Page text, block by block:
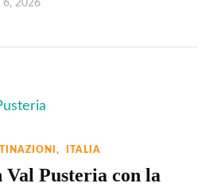
6, 2026
ITALIA
Val Pusteria con la